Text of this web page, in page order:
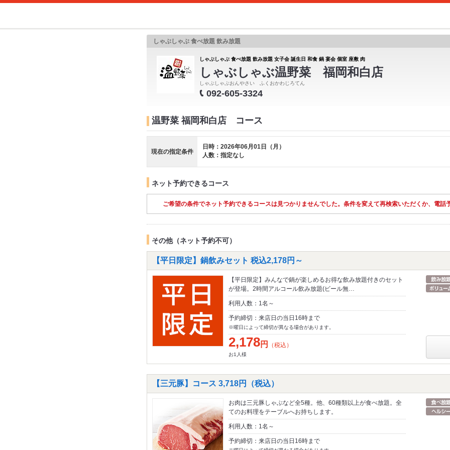
しゃぶしゃぶ 食べ放題 飲み放題
しゃぶしゃぶ 食べ放題 飲み放題 女子会 誕生日 和食 鍋 宴会 個室 座敷 肉
しゃぶしゃぶ温野菜 福岡和白店
しゃぶしゃぶおんやさい ふくおかわじろてん
092-605-3324
温野菜 福岡和白店 コース
現在の指定条件
日時：2026年06月01日（月）
人数：指定なし
ネット予約できるコース
ご希望の条件でネット予約できるコースは見つかりませんでした。条件を変えて再検索いただくか、電話
その他（ネット予約不可）
【平日限定】鍋飲みセット 税込2,178円～
【平日限定】みんなで鍋が楽しめるお得な飲み放題付きのセット
が登場。2時間アルコール飲み放題(ビール無…
利用人数：1名～
予約締切：来店日の当日16時まで
※曜日によって締切が異なる場合があります。
2,178円 （税込）
お1人様
【三元豚】コース 3,718円（税込）
お肉は三元豚しゃぶなど全5種。他、60種類以上が食べ放題。全
てのお料理をテーブルへお持ちします。
利用人数：1名～
予約締切：来店日の当日16時まで